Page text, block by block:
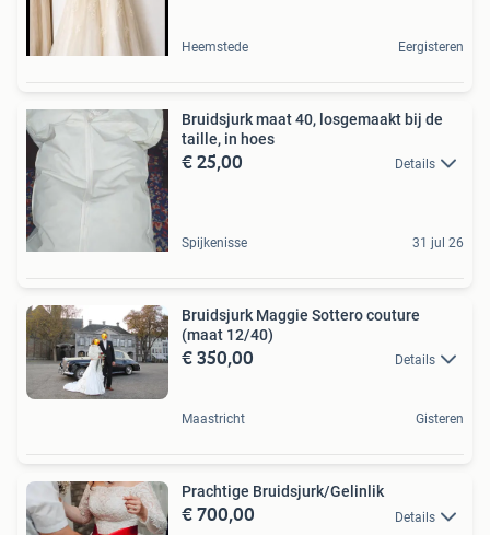
Heemstede Eergisteren
Bruidsjurk maat 40, losgemaakt bij de
taille, in hoes
€ 25,00 Details
Spijkenisse 31 jul 26
Bruidsjurk Maggie Sottero couture
(maat 12/40)
€ 350,00 Details
Maastricht Gisteren
Prachtige Bruidsjurk/Gelinlik
€ 700,00 Details